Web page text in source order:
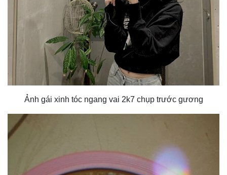
Ảnh gái xinh tóc ngang vai 2k7 chụp trước gương